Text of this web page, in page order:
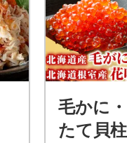
毛かに
たて貝